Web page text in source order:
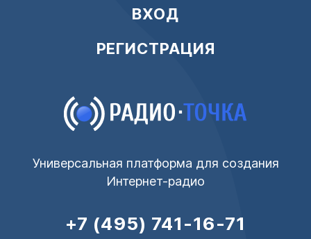
ВХОД
РЕГИСТРАЦИЯ
Универсальная платформа для создания
Интернет-радио
+7 (495) 741-16-71